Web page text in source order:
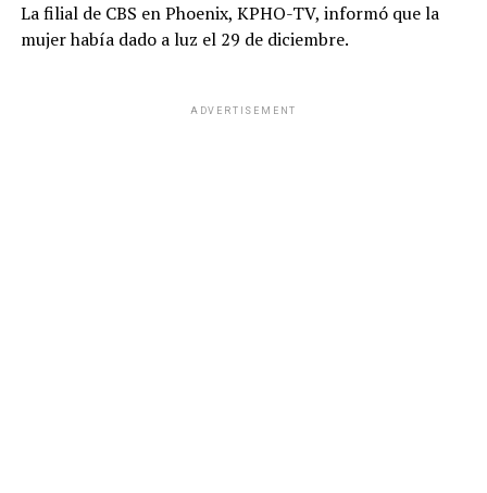
La filial de CBS en Phoenix, KPHO-TV, informó que la
mujer había dado a luz el 29 de diciembre.
ADVERTISEMENT